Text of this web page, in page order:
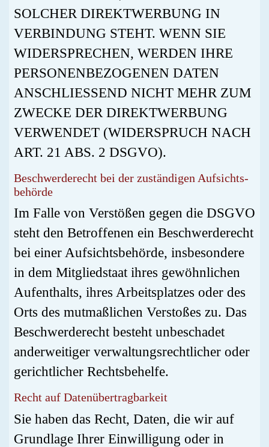
SOLCHER DIREKTWERBUNG IN
VERBINDUNG STEHT. WENN SIE
WIDERSPRECHEN, WERDEN IHRE
PERSONENBEZOGENEN DATEN
ANSCHLIESSEND NICHT MEHR ZUM
ZWECKE DER DIREKTWERBUNG
VERWENDET (WIDERSPRUCH NACH
ART. 21 ABS. 2 DSGVO).
Beschwerde­recht bei der zuständigen Aufsichts­
behörde
Im Falle von Verstößen gegen die DSGVO
steht den Betroffenen ein Beschwerderecht
bei einer Aufsichtsbehörde, insbesondere
in dem Mitgliedstaat ihres gewöhnlichen
Aufenthalts, ihres Arbeitsplatzes oder des
Orts des mutmaßlichen Verstoßes zu. Das
Beschwerderecht besteht unbeschadet
anderweitiger verwaltungsrechtlicher oder
gerichtlicher Rechtsbehelfe.
Recht auf Daten­übertrag­barkeit
Sie haben das Recht, Daten, die wir auf
Grundlage Ihrer Einwilligung oder in